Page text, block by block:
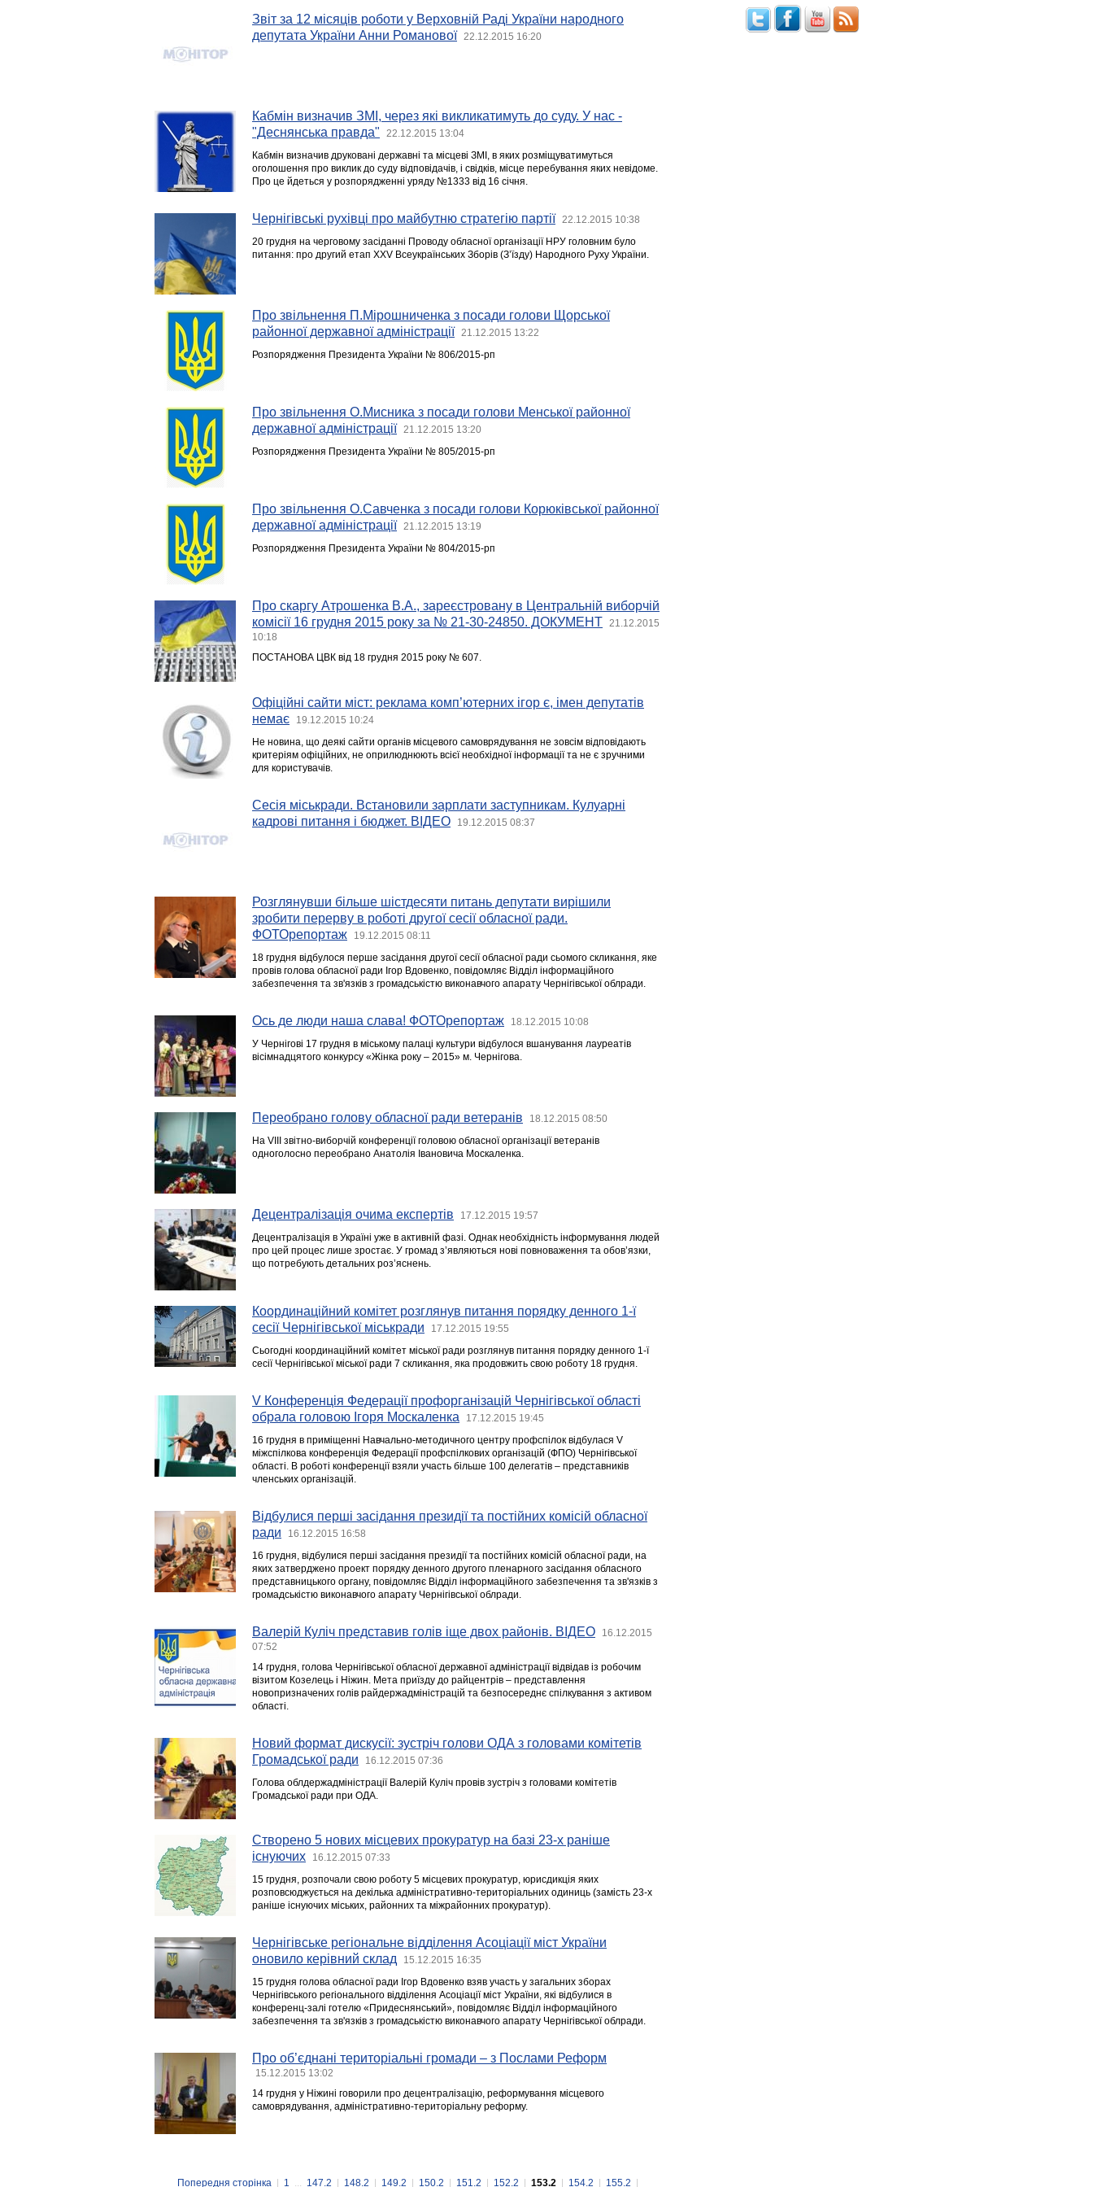
Звіт за 12 місяців роботи у Верховній Раді України народного
депутата України Анни Романової
22.12.2015 16:20
Кабмін визначив ЗМІ, через які викликатимуть до суду. У нас -
"Деснянська правда"
22.12.2015 13:04
Кабмін визначив друковані державні та місцеві ЗМІ, в яких розміщуватимуться
оголошення про виклик до суду відповідачів, і свідків, місце перебування яких невідоме.
Про це йдеться у розпорядженні уряду №1333 від 16 січня.
Чернігівські рухівці про майбутню стратегію партії 22.12.2015 10:38
20 грудня на черговому засіданні Проводу обласної організації НРУ головним було
питання: про другий етап XХV Всеукраїнських Зборів (З’їзду) Народного Руху України.
Про звільнення П.Мірошниченка з посади голови Щорської
районної державної адміністрації
21.12.2015 13:22
Розпорядження Президента України № 806/2015-рп
Про звільнення О.Мисника з посади голови Менської районної
державної адміністрації
21.12.2015 13:20
Розпорядження Президента України № 805/2015-рп
Про звільнення О.Савченка з посади голови Корюківської районної
державної адміністрації
21.12.2015 13:19
Розпорядження Президента України № 804/2015-рп
Про скаргу Атрошенка В.А., зареєстровану в Центральній виборчій
комісії 16 грудня 2015 року за № 21-30-24850. ДОКУМЕНТ
21.12.2015
10:18
ПОСТАНОВА ЦВК від 18 грудня 2015 року № 607.
Офіційні сайти міст: реклама комп’ютерних ігор є, імен депутатів
немає
19.12.2015 10:24
Не новина, що деякі сайти органів місцевого самоврядування не зовсім відповідають
критеріям офіційних, не оприлюднюють всієї необхідної інформації та не є зручними
для користувачів.
Сесія міськради. Встановили зарплати заступникам. Кулуарні
кадрові питання і бюджет. ВІДЕО
19.12.2015 08:37
Розглянувши більше шістдесяти питань депутати вирішили
зробити перерву в роботі другої сесії обласної ради.
ФОТОрепортаж
19.12.2015 08:11
18 грудня відбулося перше засідання другої сесії обласної ради сьомого скликання, яке
провів голова обласної ради Ігор Вдовенко, повідомляє Відділ інформаційного
забезпечення та зв'язків з громадськістю виконавчого апарату Чернігівської облради.
Ось де люди наша слава! ФОТОрепортаж 18.12.2015 10:08
У Чернігові 17 грудня в міському палаці культури відбулося вшанування лауреатів
вісімнадцятого конкурсу «Жінка року – 2015» м. Чернігова.
Переобрано голову обласної ради ветеранів 18.12.2015 08:50
На VIII звітно-виборчій конференції головою обласної організації ветеранів
одноголосно переобрано Анатолія Івановича Москаленка.
Децентралізація очима експертів 17.12.2015 19:57
Децентралізація в Україні уже в активній фазі. Однак необхідність інформування людей
про цей процес лише зростає. У громад з’являються нові повноваження та обов’язки,
що потребують детальних роз’яснень.
Координаційний комітет розглянув питання порядку денного 1-ї
сесії Чернігівської міськради
17.12.2015 19:55
Сьогодні координаційний комітет міської ради розглянув питання порядку денного 1-ї
сесії Чернігівської міської ради 7 скликання, яка продовжить свою роботу 18 грудня.
V Конференція Федерації профорганізацій Чернігівської області
обрала головою Ігоря Москаленка
17.12.2015 19:45
16 грудня в приміщенні Навчально-методичного центру профспілок відбулася V
міжспілкова конференція Федерації профспілкових організацій (ФПО) Чернігівської
області. В роботі конференції взяли участь більше 100 делегатів – представників
членських організацій.
Відбулися перші засідання президії та постійних комісій обласної
ради
16.12.2015 16:58
16 грудня, відбулися перші засідання президії та постійних комісій обласної ради, на
яких затверджено проект порядку денного другого пленарного засідання обласного
представницького органу, повідомляє Відділ інформаційного забезпечення та зв'язків з
громадськістю виконавчого апарату Чернігівської облради.
Валерій Куліч представив голів іще двох районів. ВІДЕО
16.12.2015
07:52
14 грудня, голова Чернігівської обласної державної адміністрації відвідав із робочим
візитом Козелець і Ніжин. Мета приїзду до райцентрів – представлення
новопризначених голів райдержадміністрацій та безпосереднє спілкування з активом
області.
Новий формат дискусії: зустріч голови ОДА з головами комітетів
Громадської ради
16.12.2015 07:36
Голова облдержадміністрації Валерій Куліч провів зустріч з головами комітетів
Громадської ради при ОДА.
Створено 5 нових місцевих прокуратур на базі 23-х раніше
існуючих
16.12.2015 07:33
15 грудня, розпочали свою роботу 5 місцевих прокуратур, юрисдикція яких
розповсюджується на декілька адміністративно-територіальних одиниць (замість 23-х
раніше існуючих міських, районних та міжрайонних прокуратур).
Чернігівське регіональне відділення Асоціації міст України
оновило керівний склад
15.12.2015 16:35
15 грудня голова обласної ради Ігор Вдовенко взяв участь у загальних зборах
Чернігівського регіонального відділення Асоціації міст України, які відбулися в
конференц-залі готелю «Придеснянський», повідомляє Відділ інформаційного
забезпечення та зв'язків з громадськістю виконавчого апарату Чернігівської облради.
Про об’єднані територіальні громади – з Послами Реформ
15.12.2015 13:02
14 грудня у Ніжині говорили про децентралізацію, реформування місцевого
самоврядування, адміністративно-територіальну реформу.
Попередня сторінка 1 ... 147.2 148.2 149.2 150.2 151.2 152.2 153.2 154.2 155.2